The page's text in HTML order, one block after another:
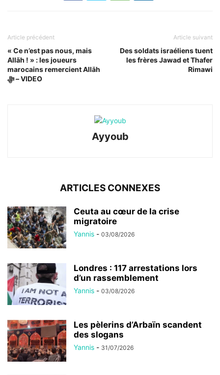
Article précédent
« Ce n’est pas nous, mais
Allāh ! » : les joueurs
marocains remercient Allāh
ﷻ – VIDEO
Article suivant
Des soldats israéliens tuent
les frères Jawad et Thafer
Rimawi
Ayyoub
ARTICLES CONNEXES
Ceuta au cœur de la crise
migratoire
Yannis - 03/08/2026
Londres : 117 arrestations lors
d’un rassemblement
Yannis - 03/08/2026
Les pèlerins d’Arbaïn scandent
des slogans
Yannis - 31/07/2026